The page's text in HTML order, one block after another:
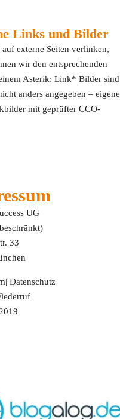
Links und Bilder
externe Seiten verlinken,
wir den entsprechenden
Asterik: Link* Bilder sind
anders angegeben – eigene
mit geprüfter CCO-
UG
33
|Datenschutz